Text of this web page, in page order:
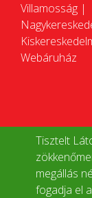
Tisztelt
megállás
fogadja el
Villamosság |
Webáruház